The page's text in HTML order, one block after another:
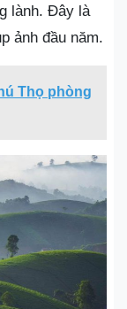
lành. Đây là
ảnh đầu năm.
Thọ phòng